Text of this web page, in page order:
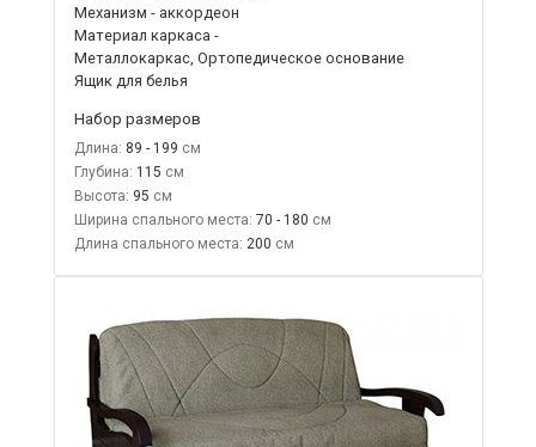
Механизм - аккордеон
Материал каркаса -
Металлокаркас, Ортопедическое основание
Ящик для белья
Набор размеров
Длина: 89 - 199
Глубина: 115
Высота: 95
Ширина спального места: 70 - 180
Длина спального места: 200